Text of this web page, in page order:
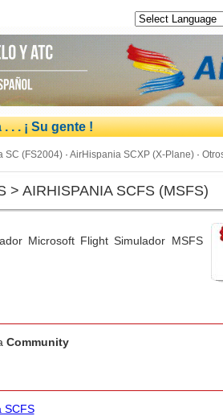
. . ¡ Su gente !
SC (FS2004) · AirHispania SCXP (X-Plane) ·
> AIRHISPANIA SCFS (MSFS)
Microsoft Flight Simulador MSFS
Community
SCFS